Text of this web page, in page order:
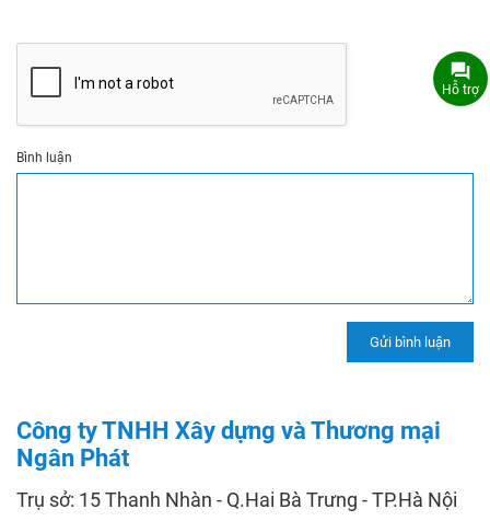
Bình luận
Công ty TNHH Xây dựng và Thương mại
Ngân Phát
Trụ sở: 15 Thanh Nhàn - Q.Hai Bà Trưng - TP.Hà Nội
Hỗ trợ